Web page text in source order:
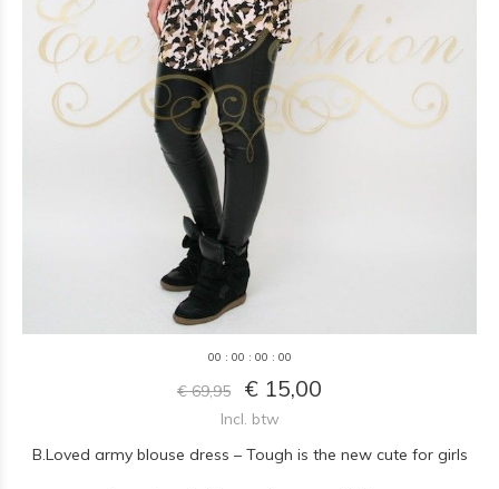
00 : 00 : 00 : 00
€ 69,95 € 15,00
Incl. btw
B.Loved army blouse dress – Tough is the new cute for girls